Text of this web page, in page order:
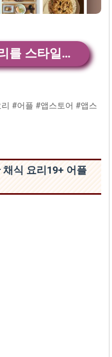
우리의식탁 - 요리를 스타일하‪다‬전체 앱 다운
#어플 #앱스토어 #앱스
식 요‪리‬19+ 어플